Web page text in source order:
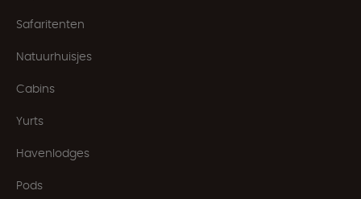
Safaritenten
Natuurhuisjes
Cabins
Yurts
Havenlodges
Pods